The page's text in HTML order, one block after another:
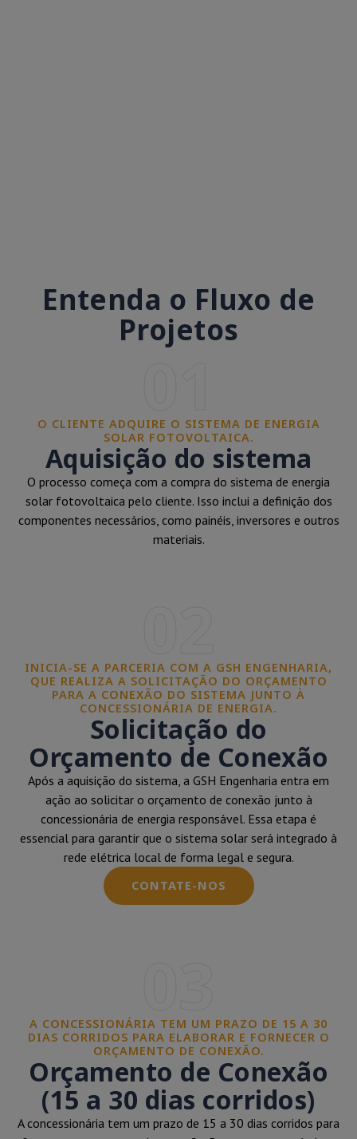
Entenda o Fluxo de
Projetos
O CLIENTE ADQUIRE O SISTEMA DE ENERGIA
SOLAR FOTOVOLTAICA.
Aquisição do sistema
O processo começa com a compra do sistema de energia
solar fotovoltaica pelo cliente. Isso inclui a definição dos
componentes necessários, como painéis, inversores e outros
materiais.
INICIA-SE A PARCERIA COM A GSH ENGENHARIA,
QUE REALIZA A SOLICITAÇÃO DO ORÇAMENTO
PARA A CONEXÃO DO SISTEMA JUNTO À
CONCESSIONÁRIA DE ENERGIA.
Solicitação do
Orçamento de Conexão
Após a aquisição do sistema, a GSH Engenharia entra em
ação ao solicitar o orçamento de conexão junto à
concessionária de energia responsável. Essa etapa é
essencial para garantir que o sistema solar será integrado à
rede elétrica local de forma legal e segura.
CONTATE-NOS
A CONCESSIONÁRIA TEM UM PRAZO DE 15 A 30
DIAS CORRIDOS PARA ELABORAR E FORNECER O
ORÇAMENTO DE CONEXÃO.
Orçamento de Conexão
(15 a 30 dias corridos)
A concessionária tem um prazo de 15 a 30 dias corridos para